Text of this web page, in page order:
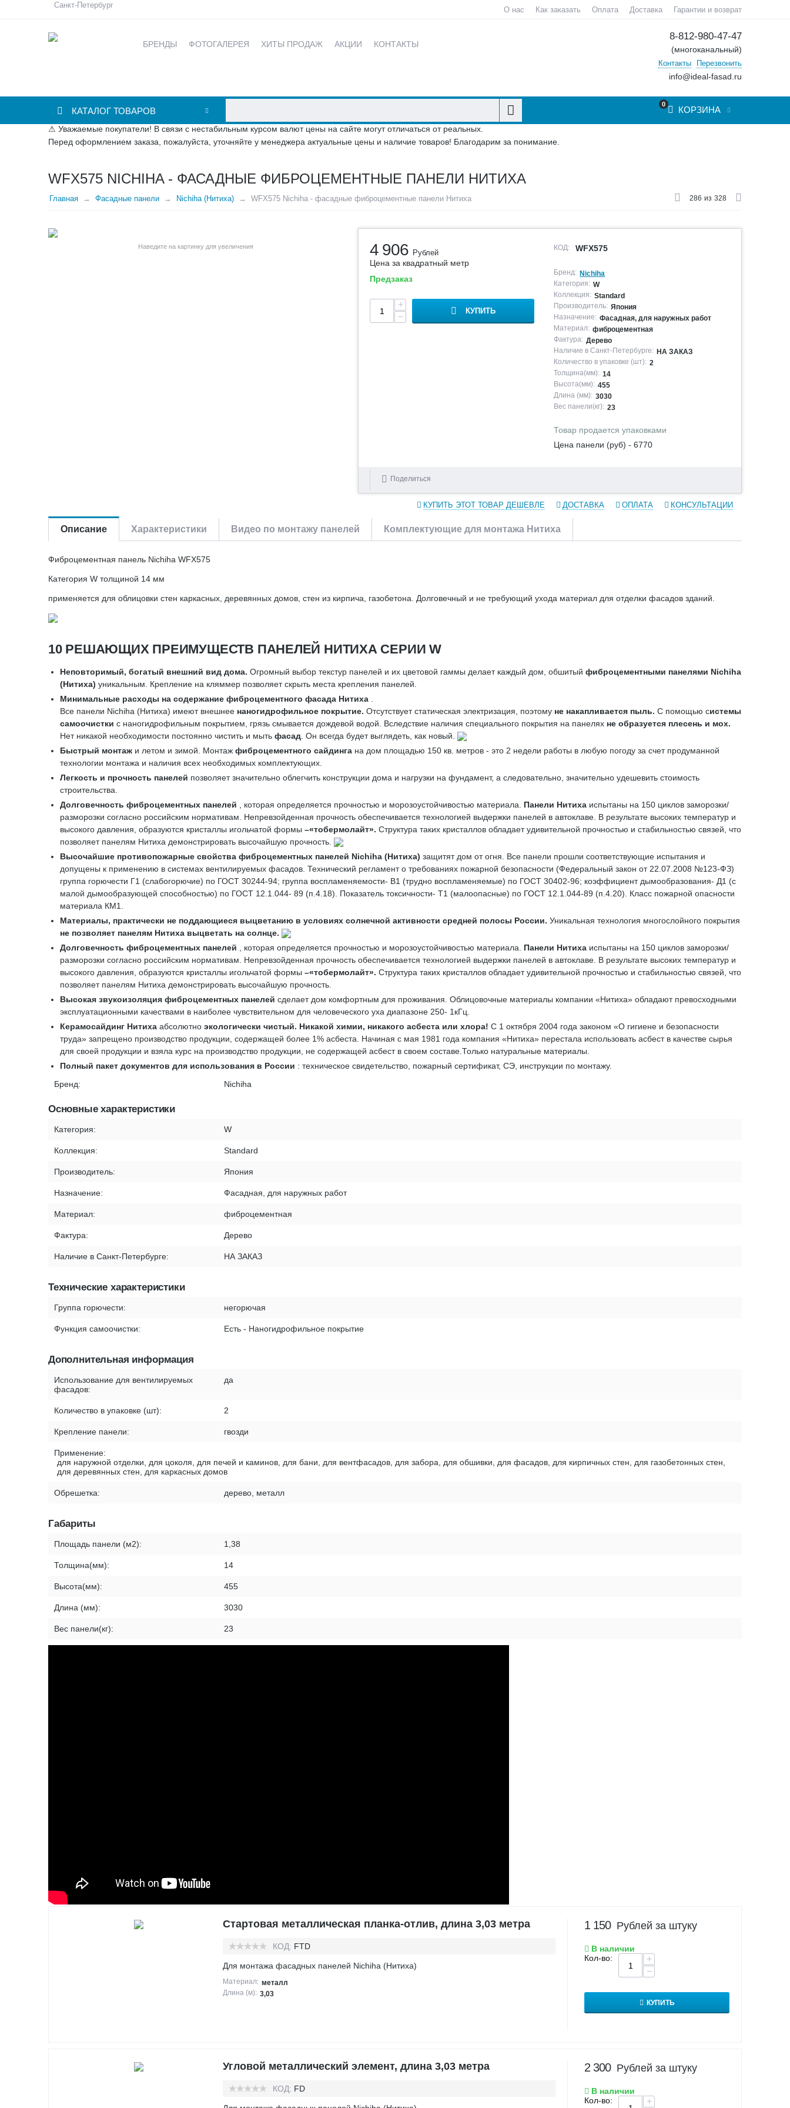
Санкт-Петербург
О нас Как заказать Оплата Доставка Гарантии и возврат
БРЕНДЫ ФОТОГАЛЕРЕЯ ХИТЫ ПРОДАЖ АКЦИИ КОНТАКТЫ
8-812-980-47-47
(многоканальный)
Контакты Перезвонить
info@ideal-fasad.ru
КАТАЛОГ ТОВАРОВ
0
КОРЗИНА
⚠ Уважаемые покупатели! В связи с нестабильным курсом валют цены на сайте могут отличаться от реальных.
Перед оформлением заказа, пожалуйста, уточняйте у менеджера актуальные цены и наличие товаров! Благодарим за понимание.
WFX575 NICHIHA - ФАСАДНЫЕ ФИБРОЦЕМЕНТНЫЕ ПАНЕЛИ НИТИХА
Главная Фасадные панели Nichiha (Нитиха) WFX575 Nichiha - фасадные фиброцементные панели Нитиха 286 из 328
Наведите на картинку для увеличения 4 906 Рублей
Цена за квадратный метр
Предзаказ
+
−
КУПИТЬ
КОД: WFX575
Бренд: Nichiha
Категория: W
Коллекция: Standard
Производитель: Япония
Назначение: Фасадная, для наружных работ
Материал: фиброцементная
Фактура: Дерево
Наличие в Санкт-Петербурге: НА ЗАКАЗ
Количество в упаковке (шт): 2
Толщина(мм): 14
Высота(мм): 455
Длина (мм): 3030
Вес панели(кг): 23
Товар продается упаковками
Цена панели (руб) - 6770
Поделиться
КУПИТЬ ЭТОТ ТОВАР ДЕШЕВЛЕ ДОСТАВКА ОПЛАТА КОНСУЛЬТАЦИИ
Описание Характеристики Видео по монтажу панелей Комплектующие для монтажа Нитиха
Фиброцементная панель Nichiha WFX575
Категория W толщиной 14 мм
применяется для облицовки стен каркасных, деревянных домов, стен из кирпича, газобетона. Долговечный и не требующий ухода материал для отделки фасадов зданий.
10 РЕШАЮЩИХ ПРЕИМУЩЕСТВ ПАНЕЛЕЙ НИТИХА СЕРИИ W
Неповторимый, богатый внешний вид дома. Огромный выбор текстур панелей и их цветовой гаммы делает каждый дом, обшитый фиброцементными панелями Nichiha
(Нитиха) уникальным. Крепление на кляммер позволяет скрыть места крепления панелей.
Минимальные расходы на содержание фиброцементного фасада Нитиха
Все панели Nichiha (Нитиха) имеют внешнее наногидрофильное покрытие. Отсутствует статическая электризация, поэтому не накапливается пыль. С помощью системы
самоочистки с наногидрофильным покрытием, грязь смывается дождевой водой. Вследствие наличия специального покрытия на панелях не образуется плесень и мох.
Нет никакой необходимости постоянно чистить и мыть фасад . Он всегда будет выглядеть, как новый.
Быстрый монтаж и летом и зимой. Монтаж фиброцементного сайдинга на дом площадью 150 кв. метров - это 2 недели работы в любую погоду за счет продуманной
технологии монтажа и наличия всех необходимых комплектующих.
Легкость и прочность панелей позволяет значительно облегчить конструкции дома и нагрузки на фундамент, а следовательно, значительно удешевить стоимость
строительства.
Долговечность фиброцементных панелей
, которая определяется прочностью и морозоустойчивостью материала. Панели Нитиха испытаны на 150 циклов заморозки/
разморозки согласно российским нормативам. Непревзойденная прочность обеспечивается технологией выдержки панелей в автоклаве. В результате высоких температур и
высокого давления, образуются кристаллы игольчатой формы –«тобермолайт». Структура таких кристаллов обладает удивительной прочностью и стабильностью связей, что
позволяет панелям Нитиха демонстрировать высочайшую прочность.
Высочайшие противопожарные свойства фиброцементных панелей Nichiha (Нитиха) защитят дом от огня. Все панели прошли соответствующие испытания и
допущены к применению в системах вентилируемых фасадов. Технический регламент о требованиях пожарной безопасности (Федеральный закон от 22.07.2008 №123-ФЗ)
группа горючести Г1 (слабогорючие) по ГОСТ 30244-94; группа воспламеняемости- В1 (трудно воспламеняемые) по ГОСТ 30402-96; коэффициент дымообразования- Д1 (с
малой дымообразующей способностью) по ГОСТ 12.1.044- 89 (п.4.18). Показатель токсичности- Т1 (малоопасные) по ГОСТ 12.1.044-89 (п.4.20). Класс пожарной опасности
материала КМ1.
Материалы, практически не поддающиеся выцветанию в условиях солнечной активности средней полосы России. Уникальная технология многослойного покрытия
не позволяет панелям Нитиха выцветать на солнце.
Долговечность фиброцементных панелей
, которая определяется прочностью и морозоустойчивостью материала. Панели Нитиха испытаны на 150 циклов заморозки/
разморозки согласно российским нормативам. Непревзойденная прочность обеспечивается технологией выдержки панелей в автоклаве. В результате высоких температур и
высокого давления, образуются кристаллы игольчатой формы –«тобермолайт». Структура таких кристаллов обладает удивительной прочностью и стабильностью связей, что
позволяет панелям Нитиха демонстрировать высочайшую прочность.
Высокая звукоизоляция фиброцементных панелей сделает дом комфортным для проживания. Облицовочные материалы компании «Нитиха» обладают превосходными
эксплуатационными качествами в наиболее чувствительном для человеческого уха диапазоне 250- 1кГц.
Керамосайдинг Нитиха абсолютно экологически чистый. Никакой химии, никакого асбеста или хлора! С 1 октября 2004 года законом «О гигиене и безопасности
труда» запрещено производство продукции, содержащей более 1% асбеста. Начиная с мая 1981 года компания «Нитиха» перестала использовать асбест в качестве сырья
для своей продукции и взяла курс на производство продукции, не содержащей асбест в своем составе.Только натуральные материалы.
Полный пакет документов для использования в России : техническое свидетельство, пожарный сертификат, СЭ, инструкции по монтажу.
Бренд:
Nichiha
Основные характеристики
Категория: W
Коллекция: Standard
Производитель: Япония
Назначение: Фасадная, для наружных работ
Материал: фиброцементная
Фактура: Дерево
Наличие в Санкт-Петербурге: НА ЗАКАЗ
Технические характеристики
Группа горючести: негорючая
Функция самоочистки: Есть - Наногидрофильное покрытие
Дополнительная информация
Использование для вентилируемых
фасадов:
да
Количество в упаковке (шт): 2
Крепление панели: гвозди
Применение:
для наружной отделки, для цоколя, для печей и каминов, для бани, для вентфасадов, для забора, для обшивки, для фасадов, для кирпичных стен, для газобетонных стен,
для деревянных стен, для каркасных домов
Обрешетка: дерево, металл
Габариты
Площадь панели (м2): 1,38
Толщина(мм): 14
Высота(мм): 455
Длина (мм): 3030
Вес панели(кг): 23
Стартовая металлическая планка-отлив, длина 3,03 метра
КОД: FTD
Для монтажа фасадных панелей Nichiha (Нитиха)
Материал: металл
Длина (м): 3,03
1 150 Рублей за штуку
В наличии
Кол-во:
+
−
КУПИТЬ
Угловой металлический элемент, длина 3,03 метра
КОД: FD
2 300 Рублей за штуку
В наличии
Кол-во:
+